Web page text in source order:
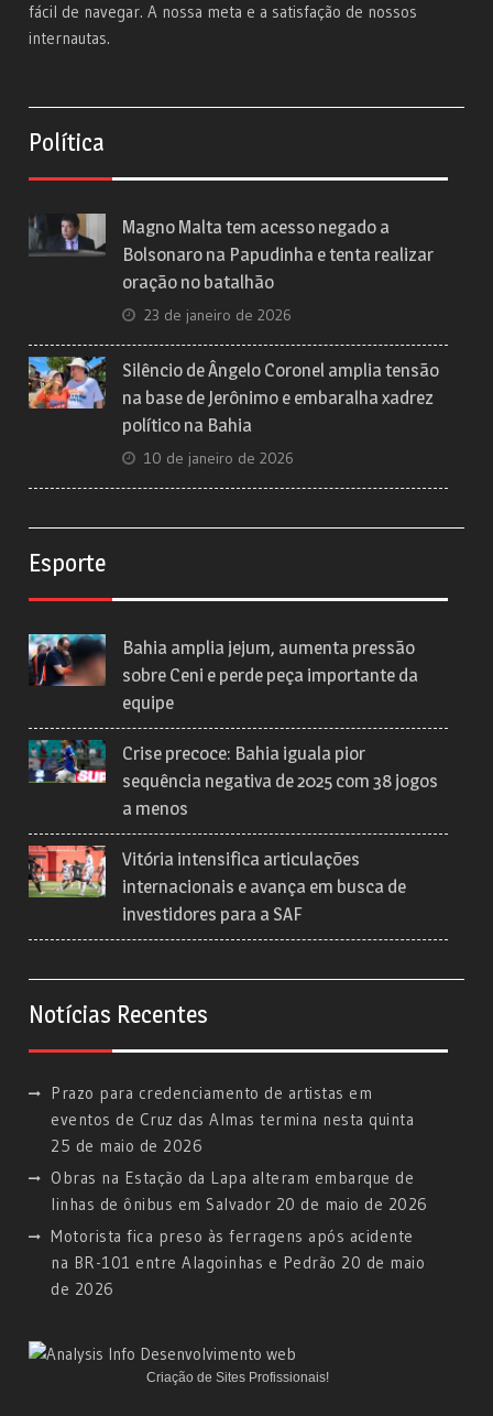
fácil de navegar. A nossa meta e a satisfação de nossos
internautas.
Política
Magno Malta tem acesso negado a
Bolsonaro na Papudinha e tenta realizar
oração no batalhão
23 de janeiro de 2026
Silêncio de Ângelo Coronel amplia tensão
na base de Jerônimo e embaralha xadrez
político na Bahia
10 de janeiro de 2026
Esporte
Bahia amplia jejum, aumenta pressão
sobre Ceni e perde peça importante da
equipe
Crise precoce: Bahia iguala pior
sequência negativa de 2025 com 38 jogos
a menos
Vitória intensifica articulações
internacionais e avança em busca de
investidores para a SAF
Notícias Recentes
Prazo para credenciamento de artistas em
eventos de Cruz das Almas termina nesta quinta
25 de maio de 2026
Obras na Estação da Lapa alteram embarque de
linhas de ônibus em Salvador 20 de maio de 2026
Motorista fica preso às ferragens após acidente
na BR-101 entre Alagoinhas e Pedrão 20 de maio
de 2026
Criação de Sites Profissionais!